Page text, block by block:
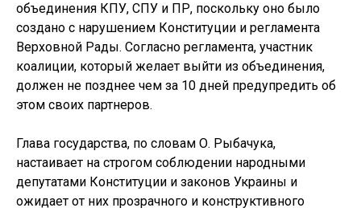
объединения КПУ, СПУ и ПР, поскольку оно было
создано с нарушением Конституции и регламента
Верховной Рады. Согласно регламента, участник
коалиции, который желает выйти из объединения,
должен не позднее чем за 10 дней предупредить об
этом своих партнеров.
Глава государства, по словам О. Рыбачука,
настаивает на строгом соблюдении народными
депутатами Конституции и законов Украины и
ожидает от них прозрачного и конструктивного